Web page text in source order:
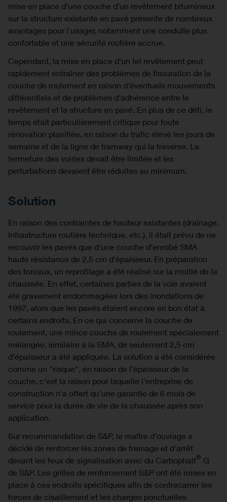
mise en place d’une couche d’un revêtement bitumineux
sur la structure existante en pavé présente de nombreux
avantages pour l'usager, notamment une conduite plus
confortable et une sécurité routière accrue.
Cependant, la mise en place d’un tel revêtement peut
rapidement entraîner des problèmes de fissuration de la
couche de roulement en raison d'éventuels mouvements
différentiels et de problèmes d'adhérence entre le
revêtement et la structure en pavé. En plus de ce défi, le
temps était particulièrement critique pour toute
rénovation planifiée, en raison du trafic élevé les jours de
semaine et de la ligne de tramway qui la traverse. La
fermeture des voiries devait être limitée et les
perturbations devaient être réduites au minimum.
Solution
En raison des contraintes de hauteur existantes (drainage,
infrastructure routière technique, etc.), il était prévu de ne
recouvrir les pavés que d'une couche d’enrobé SMA
haute résistance de 2,5 cm d'épaisseur. En préparation
des travaux, un reprofilage a été réalisé sur la moitié de la
chaussée. En effet, certaines parties de la voie avaient
été gravement endommagées lors des inondations de
1997, alors que les pavés étaient encore en bon état à
certains endroits. En ce qui concerne la couche de
roulement, une mince couche de roulement spécialement
mélangée, similaire à la SMA, de seulement 2,5 cm
d’épaisseur a été appliquée. La solution a été considérée
comme un "risque", en raison de l’épaisseur de la
couche, c’est la raison pour laquelle l'entreprise de
construction n'a offert qu'une garantie de 6 mois de
service pour la durée de vie de la chaussée après son
application.
Sur recommandation de S&P, le maître d’ouvrage a
décidé de renforcer les zones de freinage et d'arrêt
devant les feux de signalisation avec du Carbophalt® G
de S&P. Les grilles de renforcement S&P ont été mises en
place à ces endroits spécifiques afin de contrecarrer les
forces de cisaillement et les charges ponctuelles